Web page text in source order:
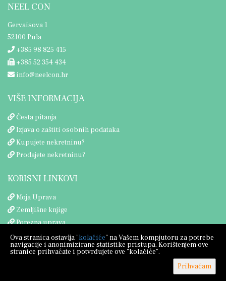
NEEL CON
Gervaisova 1
52100 Pula
+385 98 825 415
+385 52 354 434
info@neelcon.hr
VIŠE INFORMACIJA
Česta pitanja
Izjava o zaštiti osobnih podataka
Kupujete nekretninu?
Prodajete nekretninu?
KORISNI LINKOVI
Moja Uprava
Zemljišne knjige
Porezna uprava
Ova stranica ostavlja "kolačiće" na Vašem kompjutoru za potrebe
navigacije i anonimizirane statistike pristupa. Korištenjem ove
stranice prihvaćate i potvrđujete ove "kolačiće".
Prihvaćam